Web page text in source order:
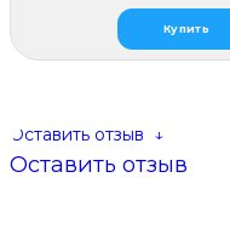
Купить
Оставить отзыв ↓
Оставить отзыв